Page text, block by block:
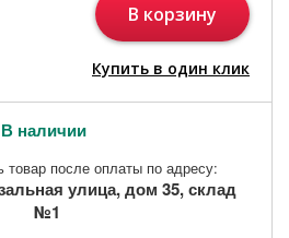
В корзину
Купить в один клик
В наличии
товар после оплаты по адресу:
улица, дом 35, склад
№1